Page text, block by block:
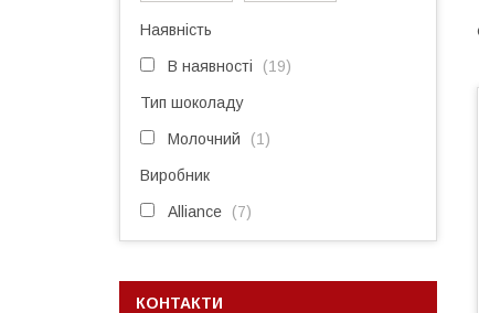
Наявність
В наявності 19
Тип шоколаду
Молочний 1
Виробник
Alliance 7
КОНТАКТИ